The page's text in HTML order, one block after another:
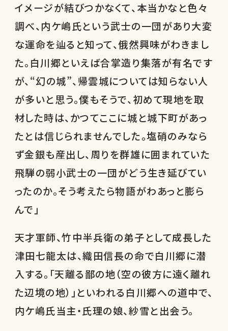
イメージが結びつかなくて、本当かなと色々
調べ、内ケ嶋氏という武士の一団があり大変
な運命を辿ると知って、俄然興味がわきまし
た。白川郷といえば合掌造り集落が有名です
が、“幻の城”、帰雲城については知らない人
が多いと思う。僕もそうで、初めて現地を取
材した時は、かつてここに城と城下町があっ
たとは信じられませんでした。塩硝のみなら
ず金銀も産出し、周りを群雄に囲まれていた
飛騨の弱小武士の一団がどう生き延びてい
ったのか。そう考えたら物語がわあっと膨ら
んで」
天才軍師、竹中半兵衛の弟子として成長した
津田七龍太は、織田信長の命で白川郷に潜
入する。「天離る鄙の地（空の彼方に遠く離れ
た辺境の地）」といわれる白川郷への道中で、
内ケ嶋氏当主・氏理の娘、紗雪と出会う。